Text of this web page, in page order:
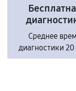
Среднее
диагностики